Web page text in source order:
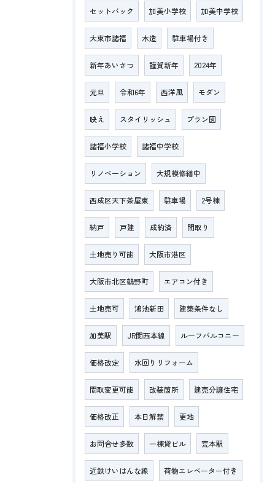
セットバック 加美小学校 加美中学校
大東市諸福 木造 駐車場付き
新年あいさつ 謹賀新年 2024年
元旦 令和6年 西洋風 モダン
映え スタイリッシュ プラン図
諸福小学校 諸福中学校
リノベーション 大規模修繕中
西成区天下茶屋東 駐車場 2号棟
納戸 戸建 成約済 間取り
土地売り可能 大阪市港区
大阪市北区鶴野町 エアコン付き
土地売可 鴻池新田 建築条件なし
加美駅 JR関西本線 ルーフバルコニー
価格改定 水回りリフォーム
間取変更可能 改装箇所 建売分譲住宅
価格改正 本日解禁 更地
お問合せ多数 一棟貸ビル 荒本駅
近鉄けいはんな線 荷物エレベーター付き